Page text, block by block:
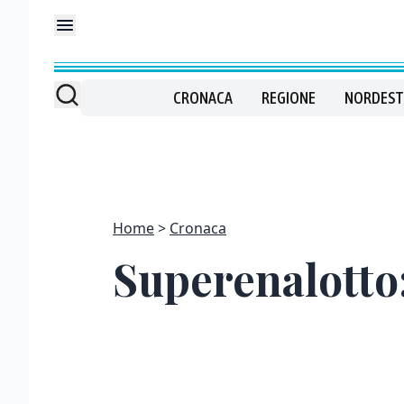
CRONACA REGIONE NORDEST
Home Cronaca